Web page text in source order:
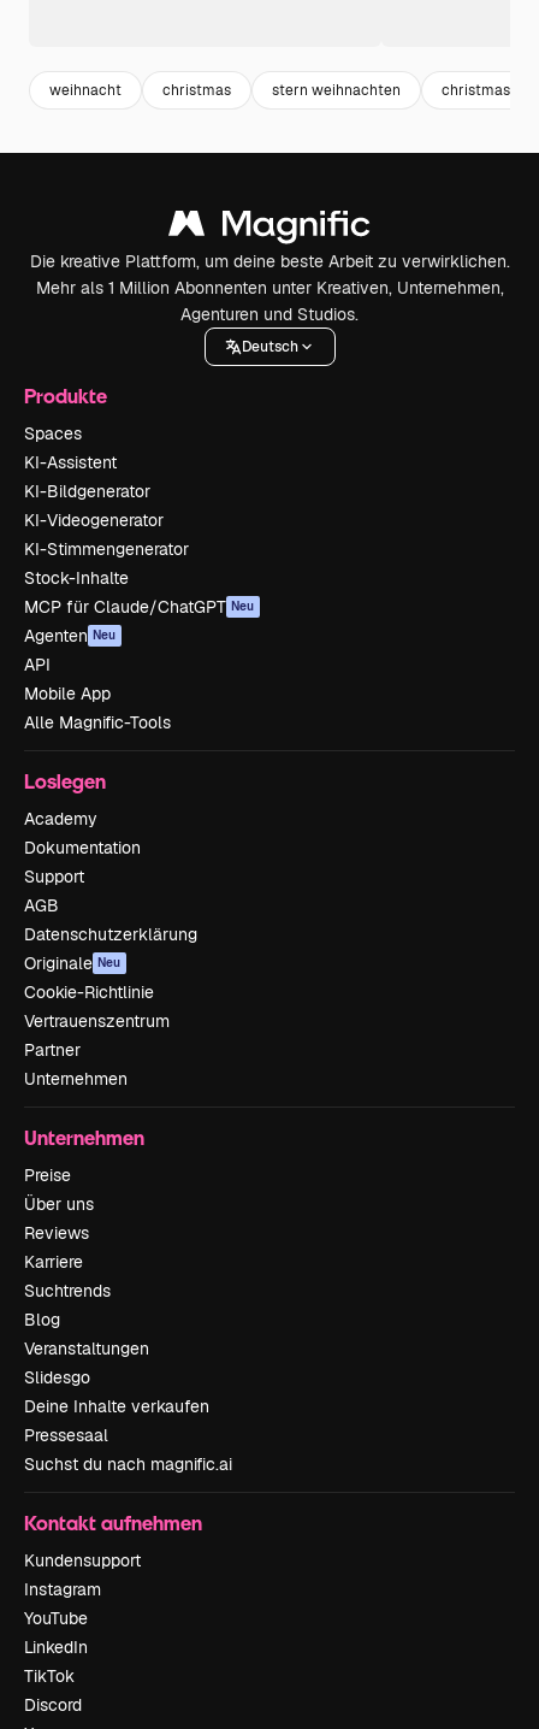
weihnacht christmas stern weihnachten christmas
Die kreative Plattform, um deine beste Arbeit zu verwirklichen.
Mehr als 1 Million Abonnenten unter Kreativen, Unternehmen,
Agenturen und Studios.
Deutsch
Produkte
Spaces
KI-Assistent
KI-Bildgenerator
KI-Videogenerator
KI-Stimmengenerator
Stock-Inhalte
MCP für Claude/ChatGPT Neu
Agenten Neu
API
Mobile App
Alle Magnific-Tools
Loslegen
Academy
Dokumentation
Support
AGB
Datenschutzerklärung
Originale Neu
Cookie-Richtlinie
Vertrauenszentrum
Partner
Unternehmen
Unternehmen
Preise
Über uns
Reviews
Karriere
Suchtrends
Blog
Veranstaltungen
Slidesgo
Deine Inhalte verkaufen
Pressesaal
Suchst du nach magnific.ai
Kontakt aufnehmen
Kundensupport
Instagram
YouTube
LinkedIn
TikTok
Discord